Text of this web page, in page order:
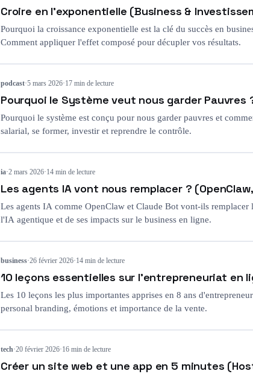
Croire en l'exponentielle (Business &
Pourquoi la croissance exponentielle est la clé du succès en
Comment appliquer l'effet composé pour décupler vos résultats.
podcast·5 mars 2026·17 min de lecture
Pourquoi le Système veut nous garder Pauvres
Pourquoi le système est conçu pour nous garder pauvres et
salarial, se former, investir et reprendre le contrôle.
ia·2 mars 2026·14 min de lecture
Les agents IA vont nous remplacer ?
Les agents IA comme OpenClaw et Claude Bot vont-ils remplacer
l'IA agentique et de ses impacts sur le business en ligne.
business·26 février 2026·14 min de lecture
10 leçons essentielles sur l'entrepreneuriat en
Les 10 leçons les plus importantes apprises en 8 ans
personal branding, émotions et importance de la vente.
tech·20 février 2026·16 min de lecture
Créer un site web et une app en 5 minutes